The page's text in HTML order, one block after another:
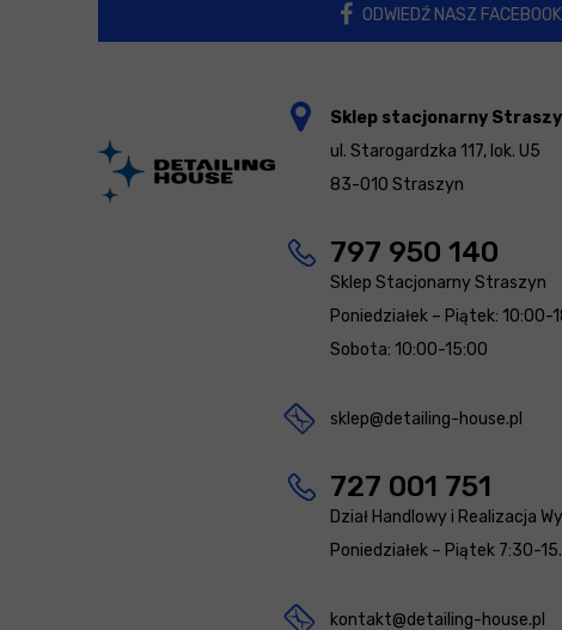
ODWIEDŹ NASZ FACEBOOK
Sklep stacjonarny
ul. Starogardzka 117, lok. U5
83-010 Straszyn
797 950 140
Sklep Stacjonarny Straszyn
Poniedziałek – Piątek: 10:00-
Sobota: 10:00-15:00
sklep@detailing-house.pl
727 001 751
Dział Handlowy i Realizacja
Poniedziałek – Piątek 7:30-
kontakt@detailing-house.pl